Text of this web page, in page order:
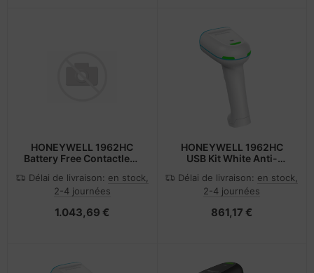
HONEYWELL 1962HC
Battery Free Contactless
Délai de livraison: en stock,
2-4 journées
1.043,69 €
HONEYWELL 1962HC
USB Kit White Anti-
Délai de livraison: en stock,
2-4 journées
861,17 €